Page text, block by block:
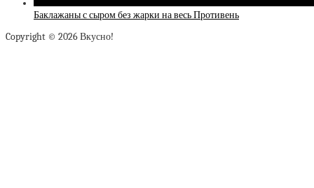
Баклажаны с сыром без жарки на весь Противень
Copyright © 2026 Вкусно!